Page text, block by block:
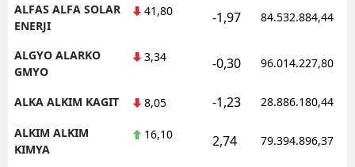
ALFAS ALFA SOLAR
ENERJI
41,80 -1,97 84.532.884,44
ALGYO ALARKO
GMYO
3,34 -0,30 96.014.227,80
ALKA ALKIM KAGIT 8,05 -1,23 28.886.180,44
ALKIM ALKIM
KIMYA
16,10 2,74 79.394.896,37